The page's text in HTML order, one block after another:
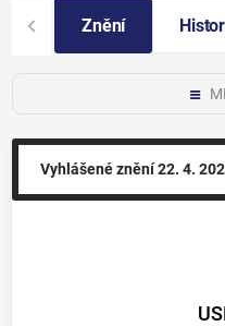
Znění
Vyhlášené znění22. 4.